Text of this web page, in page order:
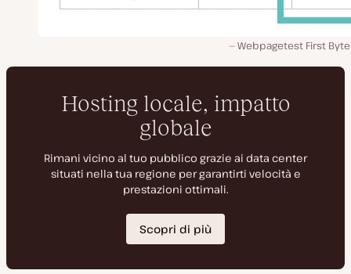
Webpagetest First